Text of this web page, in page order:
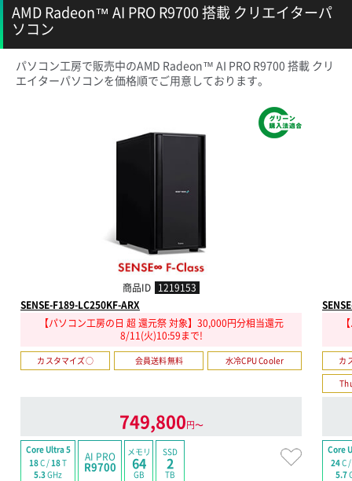
AMD Radeon™ AI PRO R9700 搭載 クリエイターパ
ソコン
パソコン工房で販売中のAMD Radeon™ AI PRO R9700 搭載 クリ
エイターパソコンを価格順でご用意しております。
商品ID 1219153
SENSE-F189-LC250KF-ARX
【パソコン工房の日 超 還元祭 対象】30,000円分相当還元
8/11(火)10:59まで!
カスタマイズ○ 会員送料無料 水冷CPU Cooler
749,800円〜
Core Ultra 5
18C / 18T
5.3GHz
AI PRO
R9700
メモリ
64
GB
SSD
2
TB
カ
Core
24C /
5.7